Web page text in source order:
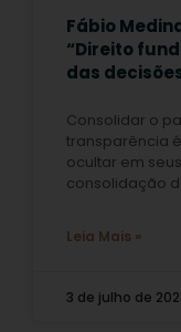
Fábio
“Direito
das
Consolidar o
transparência
ocultar em
consolidação
Leia Mais »
3 de julho de